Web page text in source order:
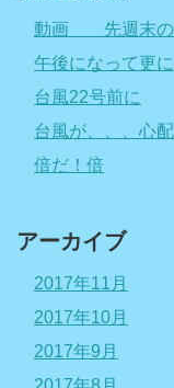
動画 先週末の
午後になって更に
台風22号前に
台風が、、、心配
倍だ！倍
アーカイブ
2017年11月
2017年10月
2017年9月